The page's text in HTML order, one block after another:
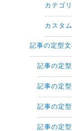
カテゴ
カスタ
記事の定型
記事の定
記事の定
記事の定
記事の定